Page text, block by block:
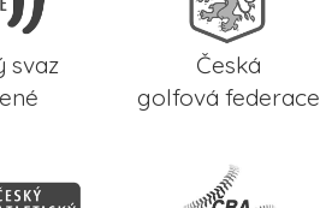
svaz
Česká
golfová federace